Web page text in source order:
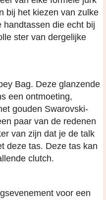
bij het kiezen van zulke
die echt bij
ster van dergelijke
Bag. Deze glanzende
een ontmoeting,
gouden Swarovski-
paar van de redenen
van zijn dat je de talk
deze tas. Deze tas kan
clutch.
voor een